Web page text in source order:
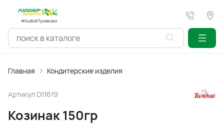
#МыВсёПривезем
Главная Кондитерские изделия
Артикул O11619
Козинак 150гр